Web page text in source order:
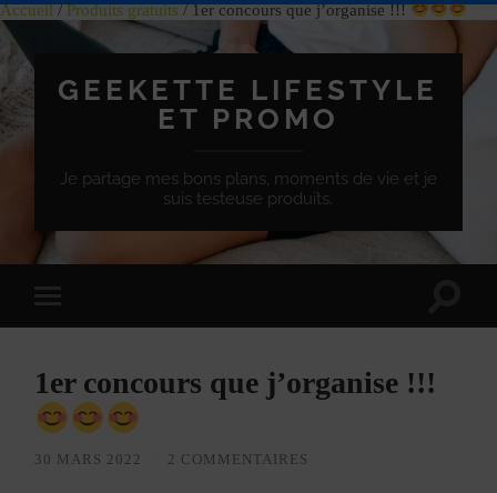
Accueil/Produits gratuits/ 1er concours que j’organise !!!
GEEKETTE LIFESTYLE
ET PROMO
Je partage mes bons plans, moments de vie et je
suis testeuse produits.
à
mobile
1er concours que j’organise !!!
30 MARS 2022 2 COMMENTAIRES